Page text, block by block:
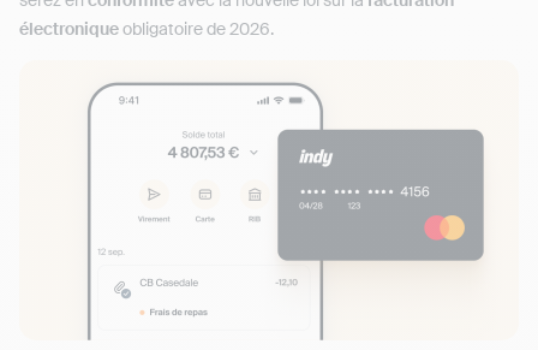
électroniqueobligatoire de 2026.